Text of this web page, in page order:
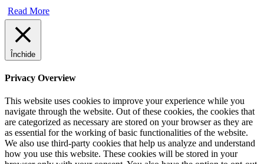
Read More
Închide
Privacy Overview
This website uses cookies to improve your experience while you
navigate through the website. Out of these cookies, the cookies that
are categorized as necessary are stored on your browser as they are
as essential for the working of basic functionalities of the website.
We also use third-party cookies that help us analyze and understand
how you use this website. These cookies will be stored in your